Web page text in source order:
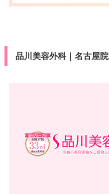
品川美容外科｜名古屋院